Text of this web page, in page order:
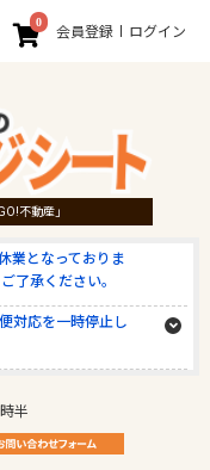
0
会員登録 ログイン
不動産」
業となっておりま
了承ください。
対応を一時停止し
半